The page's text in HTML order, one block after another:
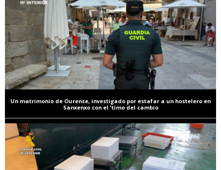
Un matrimonio de Ourense, investigado por estafar a un hostelero en
Sanxenxo con el 'timo del cambio